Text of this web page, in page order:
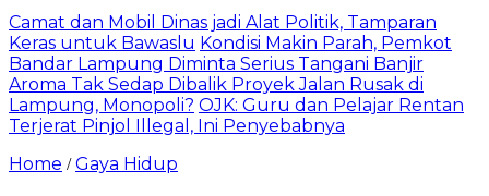
Camat dan Mobil Dinas jadi Alat Politik, Tamparan
Keras untuk Bawaslu Kondisi Makin Parah, Pemkot
Bandar Lampung Diminta Serius Tangani Banjir
Aroma Tak Sedap Dibalik Proyek Jalan Rusak di
Lampung, Monopoli? OJK: Guru dan Pelajar Rentan
Terjerat Pinjol Illegal, Ini Penyebabnya
Home /Gaya Hidup